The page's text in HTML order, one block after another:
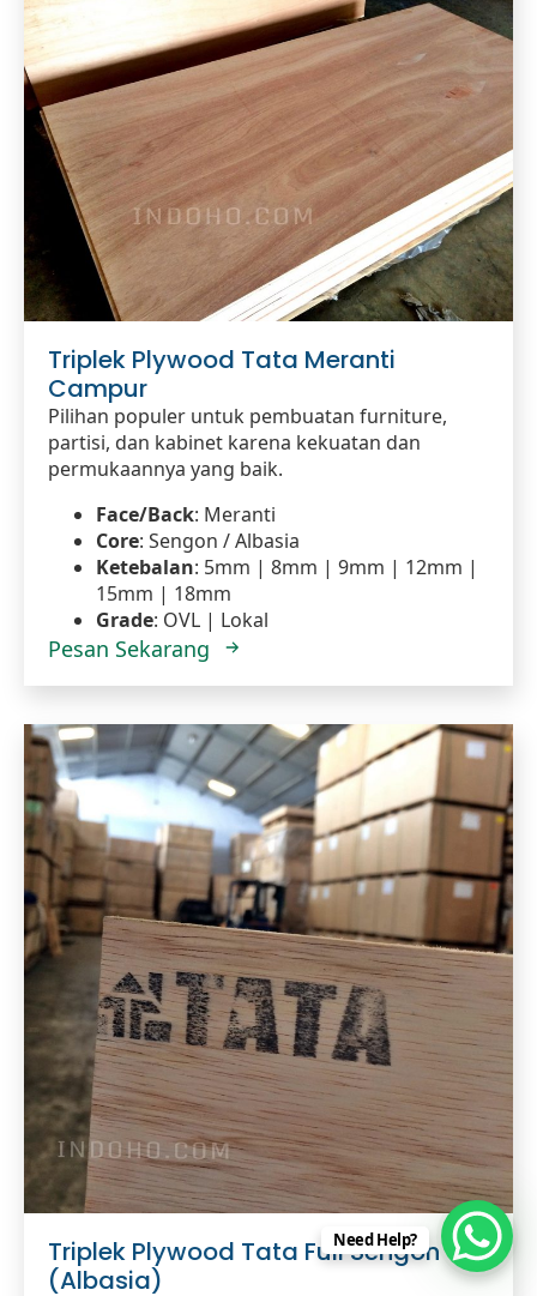
Triplek Plywood Tata Meranti
Campur
Pilihan populer untuk pembuatan furniture,
partisi, dan kabinet karena kekuatan dan
permukaannya yang baik.
Face/Back: Meranti
Core: Sengon / Albasia
Ketebalan: 5mm | 8mm | 9mm | 12mm |
15mm | 18mm
Grade: OVL | Lokal
Pesan Sekarang
Triplek Plywood Tata Full Sengon
(Albasia)
Need Help?